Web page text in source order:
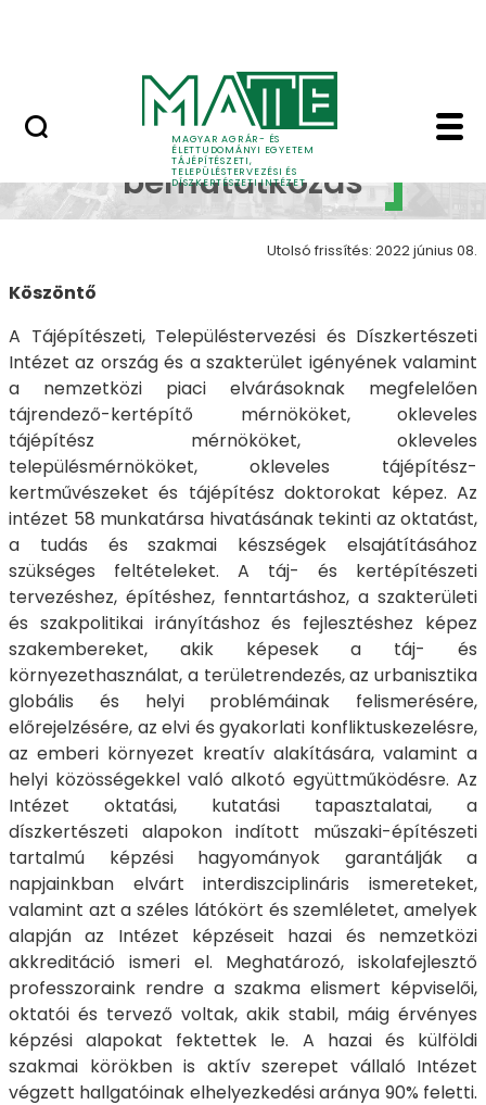
MAGYAR AGRÁR- ÉS
ÉLETTUDOMÁNYI EGYETEM
TÁJÉPÍTÉSZETI,
TELEPÜLÉSTERVEZÉSI ÉS
DÍSZKERTÉSZETI INTÉZET
Intézeti Intézeti
bemutatkozás
Utolsó frissítés: 2022 június 08.
Köszöntő
A Tájépítészeti, Településtervezési és Díszkertészeti
Intézet az ország és a szakterület igényének valamint
a nemzetközi piaci elvárásoknak megfelelően
tájrendező-kertépítő mérnököket, okleveles
tájépítész mérnököket, okleveles
településmérnököket, okleveles tájépítész-
kertművészeket és tájépítész doktorokat képez. Az
intézet 58 munkatársa hivatásának tekinti az oktatást,
a tudás és szakmai készségek elsajátításához
szükséges feltételeket. A táj- és kertépítészeti
tervezéshez, építéshez, fenntartáshoz, a szakterületi
és szakpolitikai irányításhoz és fejlesztéshez képez
szakembereket, akik képesek a táj- és
környezethasználat, a területrendezés, az urbanisztika
globális és helyi problémáinak felismerésére,
előrejelzésére, az elvi és gyakorlati konfliktuskezelésre,
az emberi környezet kreatív alakítására, valamint a
helyi közösségekkel való alkotó együttműködésre. Az
Intézet oktatási, kutatási tapasztalatai, a
díszkertészeti alapokon indított műszaki-építészeti
tartalmú képzési hagyományok garantálják a
napjainkban elvárt interdiszciplináris ismereteket,
valamint azt a széles látókört és szemléletet, amelyek
alapján az Intézet képzéseit hazai és nemzetközi
akkreditáció ismeri el. Meghatározó, iskolafejlesztő
professzoraink rendre a szakma elismert képviselői,
oktatói és tervező voltak, akik stabil, máig érvényes
képzési alapokat fektettek le. A hazai és külföldi
szakmai körökben is aktív szerepet vállaló Intézet
végzett hallgatóinak elhelyezkedési aránya 90% feletti.